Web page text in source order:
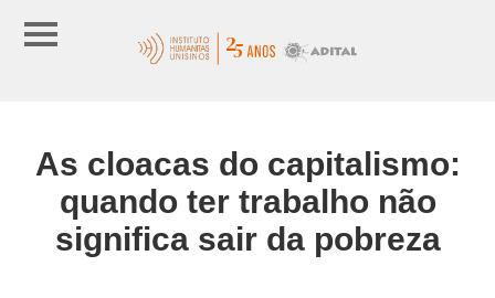
As cloacas do capitalismo:
quando ter trabalho não
significa sair da pobreza